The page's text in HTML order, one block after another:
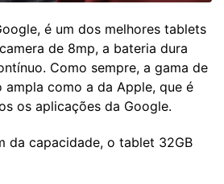
é um dos melhores tablets
de 8mp, a bateria dura
Como sempre, a gama de
ampla como a da Apple, que é
os aplicações da Google.
da capacidade, o tablet 32GB